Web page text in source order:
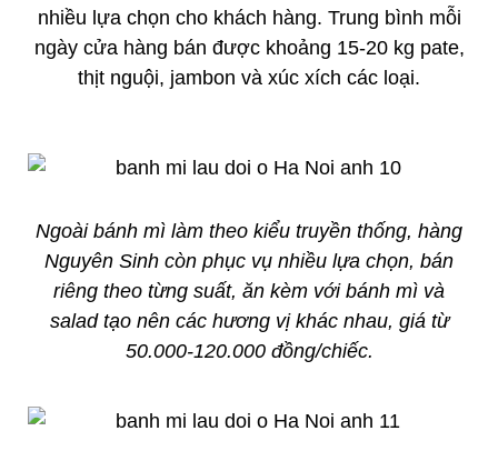
nhiều lựa chọn cho khách hàng. Trung bình mỗi
ngày cửa hàng bán được khoảng 15-20 kg pate,
thịt nguội, jambon và xúc xích các loại.
Ngoài bánh mì làm theo kiểu truyền thống, hàng
Nguyên Sinh còn phục vụ nhiều lựa chọn, bán
riêng theo từng suất, ăn kèm với bánh mì và
salad tạo nên các hương vị khác nhau, giá từ
50.000-120.000 đồng/chiếc.